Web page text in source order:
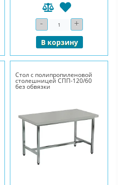
- Количество+
В корзину
Стол с полипропиленовой
столешницей СПП-120/60
без обвязки